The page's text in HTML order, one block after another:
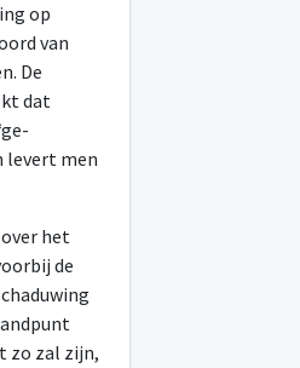
op
van
De
dat
levert men
het
de
zo zal zijn,